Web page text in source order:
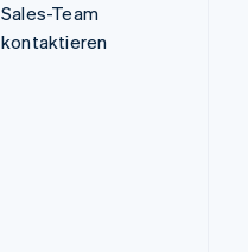
Sales-Team
kontaktieren